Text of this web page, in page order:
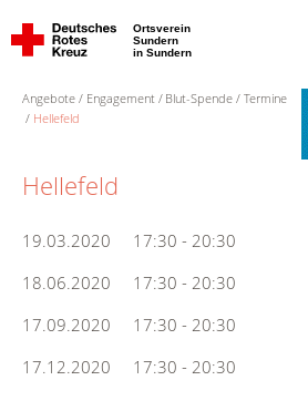
Ortsverein
Sundern
in Sundern
Angebote Engagement Blut-Spende
Termine
Hellefeld
Hellefeld
19.03.2020 17:30 - 20:30
18.06.2020 17:30 - 20:30
17.09.2020 17:30 - 20:30
17.12.2020 17:30 - 20:30